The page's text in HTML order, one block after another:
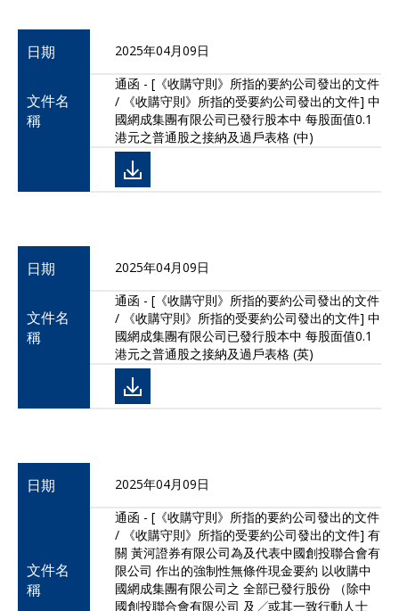
日期 2025年04月09日
文件名
稱
通函 - [《收購守則》所指的要約公司發出的文件
/ 《收購守則》所指的受要約公司發出的文件] 中
國網成集團有限公司已發行股本中 每股面值0.1
港元之普通股之接納及過戶表格 (中)
日期 2025年04月09日
文件名
稱
通函 - [《收購守則》所指的要約公司發出的文件
/ 《收購守則》所指的受要約公司發出的文件] 中
國網成集團有限公司已發行股本中 每股面值0.1
港元之普通股之接納及過戶表格 (英)
日期 2025年04月09日
文件名
稱
通函 - [《收購守則》所指的要約公司發出的文件
/ 《收購守則》所指的受要約公司發出的文件] 有
關 黃河證券有限公司為及代表中國創投聯合會有
限公司 作出的強制性無條件現金要約 以收購中
國網成集團有限公司之 全部已發行股份 （除中
國創投聯合會有限公司 及╱或其一致行動人士